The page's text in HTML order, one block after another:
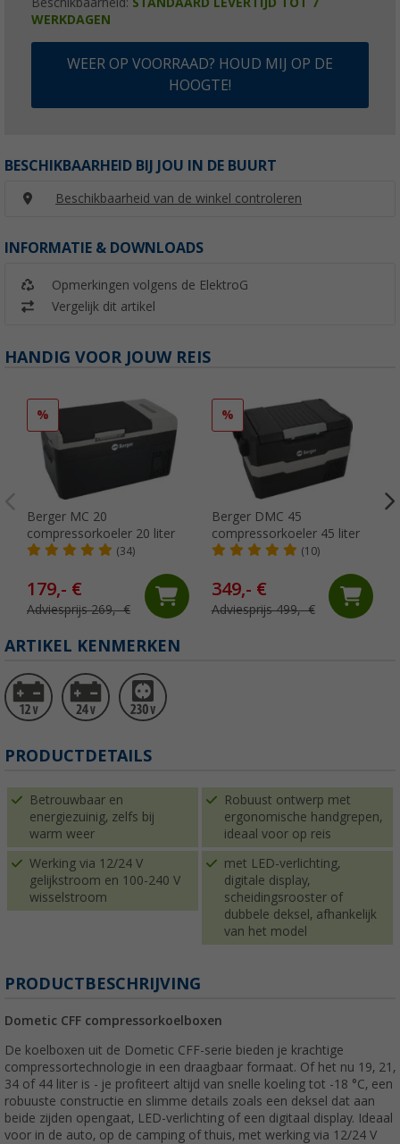
WERKDAGEN
WEER OP VOORRAAD? HOUD MIJ OP DE
HOOGTE!
BESCHIKBAARHEID BIJ JOU IN DE BUURT
Beschikbaarheid van de winkel controleren
INFORMATIE & DOWNLOADS
Opmerkingen volgens de ElektroG
Vergelijk dit artikel
HANDIG VOOR JOUW REIS
%
Berger MC 20
compressorkoeler 20 liter
(34)
179,- €
Adviesprijs 269,- €
%
Berger DMC 45
compressorkoeler 45 liter
(10)
349,- €
Adviesprijs 499,- €
ARTIKEL KENMERKEN
PRODUCTDETAILS
Betrouwbaar en
energiezuinig, zelfs bij
warm weer
Robuust ontwerp met
ergonomische handgrepen,
ideaal voor op reis
Werking via 12/24 V
gelijkstroom en 100-240 V
wisselstroom
met LED-verlichting,
digitale display,
scheidingsrooster of
dubbele deksel, afhankelijk
van het model
PRODUCTBESCHRIJVING
Dometic CFF compressorkoelboxen
De koelboxen uit de Dometic CFF-serie bieden je krachtige
compressortechnologie in een draagbaar formaat. Of het nu 19, 21,
34 of 44 liter is - je profiteert altijd van snelle koeling tot -18 °C, een
robuuste constructie en slimme details zoals een deksel dat aan
beide zijden opengaat, LED-verlichting of een digitaal display. Ideaal
voor in de auto, op de camping of thuis, met werking via 12/24 V